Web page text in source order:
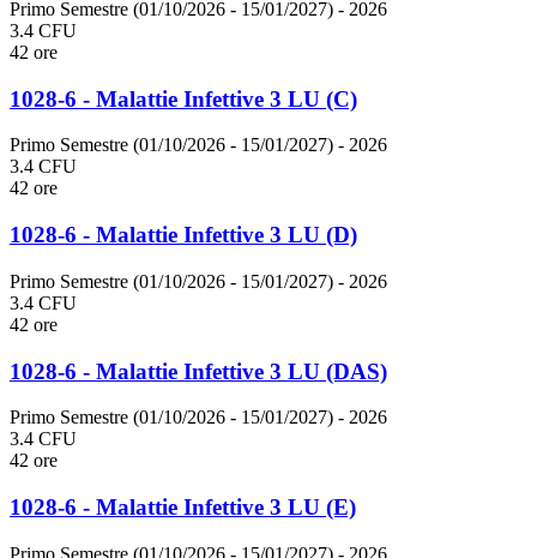
Primo Semestre (01/10/2026 - 15/01/2027) - 2026
3.4 CFU
42 ore
1028-6 - Malattie Infettive 3 LU (C)
Primo Semestre (01/10/2026 - 15/01/2027) - 2026
3.4 CFU
42 ore
1028-6 - Malattie Infettive 3 LU (D)
Primo Semestre (01/10/2026 - 15/01/2027) - 2026
3.4 CFU
42 ore
1028-6 - Malattie Infettive 3 LU (DAS)
Primo Semestre (01/10/2026 - 15/01/2027) - 2026
3.4 CFU
42 ore
1028-6 - Malattie Infettive 3 LU (E)
Primo Semestre (01/10/2026 - 15/01/2027) - 2026